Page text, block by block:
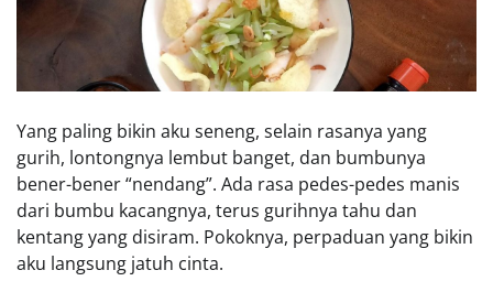
Yang paling bikin aku seneng, selain rasanya yang
gurih, lontongnya lembut banget, dan bumbunya
bener-bener “nendang”. Ada rasa pedes-pedes manis
dari bumbu kacangnya, terus gurihnya tahu dan
kentang yang disiram. Pokoknya, perpaduan yang bikin
aku langsung jatuh cinta.